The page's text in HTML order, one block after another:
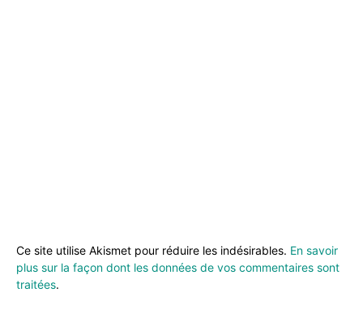
Ce site utilise Akismet pour réduire les indésirables. En savoir
plus sur la façon dont les données de vos commentaires sont
traitées.